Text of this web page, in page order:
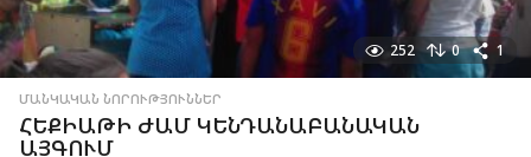
252 0 1
ՄԱՆԿԱԿԱՆ ՆՈՐՈՒԹՅՈՒՆՆԵՐ
ՀԵՔԻԱԹԻ ԺԱՄ ԿԵՆԴԱՆԱԲԱՆԱԿԱՆ
ԱՅԳՈՒՄ